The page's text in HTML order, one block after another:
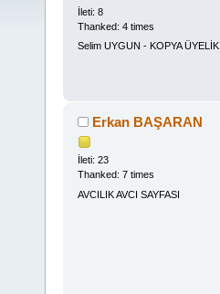
İleti: 8
Thanked: 4 times
Selim UYGUN - KOPYA ÜYELİK
Erkan BAŞARAN
İleti: 23
Thanked: 7 times
AVCILIK AVCI SAYFASI